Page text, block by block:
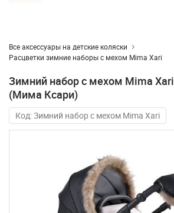
Все аксессуары на детские коляски
Расцветки зимние наборы с мехом Mima Xari
Зимний набор с мехом Mima Xari
(Мима Ксари)
Код: Зимний набор с мехом Mima Xari